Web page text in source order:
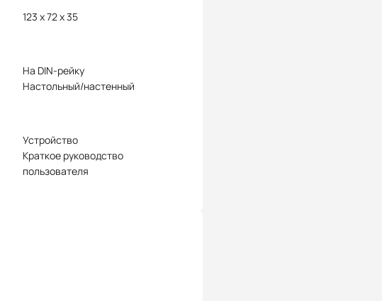
123 x 72 x 35
На DIN-рейку
Настольный/настенный
Устройство
Краткое руководство
пользователя